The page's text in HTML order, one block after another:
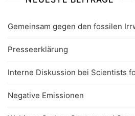
Gemeinsam gegen den fossilen
Presseerklärung
Interne Diskussion bei Scientists
Negative Emissionen